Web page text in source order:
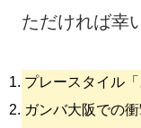
ただければ幸
プレースタイル「
ガンバ大阪での